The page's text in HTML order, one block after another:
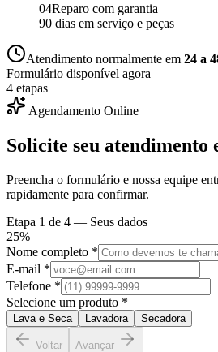
04Reparo com garantia
90 dias em serviço e peças
Atendimento normalmente em 24 a
Formulário disponível agora
4 etapas
Agendamento Online
Solicite seu atendimento
Preencha o formulário e nossa equipe
rapidamente para confirmar.
Etapa 1 de 4 — Seus dados
25%
Nome completo *
E-mail *
Telefone *
Selecione um produto *
Lava e Seca Lavadora Secadora
Voltar Avançar